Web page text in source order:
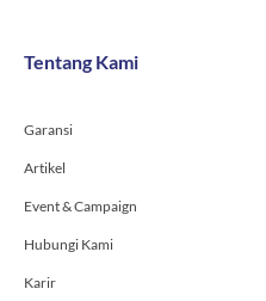
o
f
g
r
Tentang Kami
Garansi
Artikel
Event & Campaign
Hubungi Kami
Karir